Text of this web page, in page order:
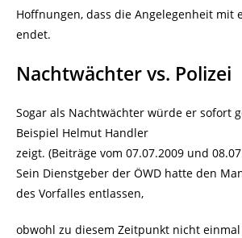
Hoffnungen, dass die Angelegenheit mit
endet.
Nachtwächter vs. Polizei
Sogar als Nachtwächter würde er sofort
Beispiel Helmut Handler
zeigt. (Beiträge vom 07.07.2009 und
Sein Dienstgeber der ÖWD hatte den
des Vorfalles entlassen,
obwohl zu diesem Zeitpunkt nicht